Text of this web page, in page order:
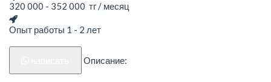
320 000 - 352 000 тг / месяц
Опыт работы 1 - 2 лет
Описание: